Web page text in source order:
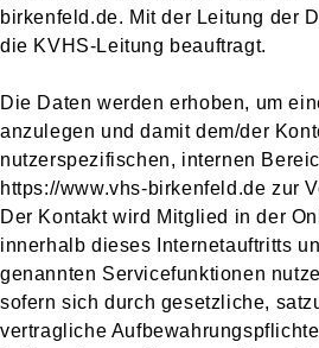
birkenfeld.de. Mit der Leitung der
die KVHS-Leitung beauftragt.
Die Daten werden erhoben, um
anzulegen und damit dem/der
nutzerspezifischen, internen
https://www.vhs-birkenfeld.de zur
Der Kontakt wird Mitglied in der
innerhalb dieses Internetauftritts
genannten Servicefunktionen
sofern sich durch gesetzliche,
vertragliche